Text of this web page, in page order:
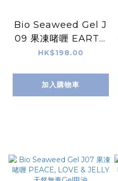
Bio Seaweed Gel J
09 果凍啫喱 EARTH
CHILD 天然無毒Gel
HK$198.00
加入購物車